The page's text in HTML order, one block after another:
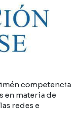
competencia
en materia de
redes e